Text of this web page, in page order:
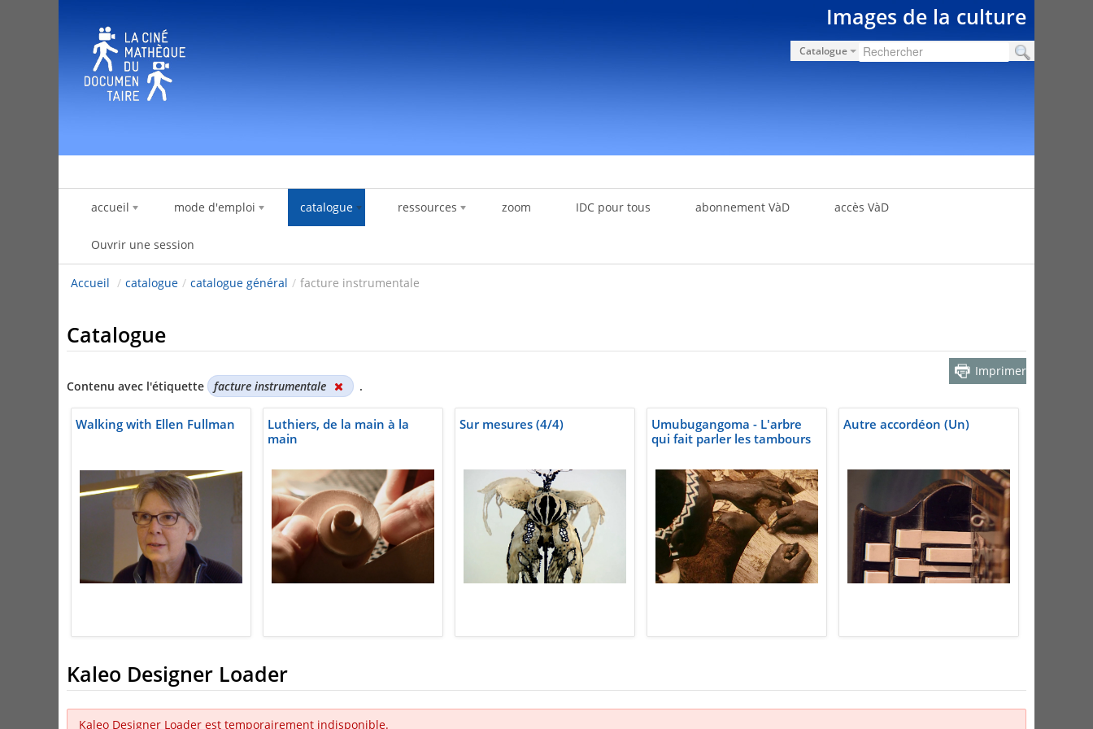
Images de la culture
Catalogue
accueil mode d'emploi catalogue ressources zoom IDC pour tous abonnement VàD accès VàD
Ouvrir une session
Accueil / catalogue / catalogue général / facture instrumentale
Catalogue
Contenu avec l'étiquette facture instrumentale .
Imprimer
Walking with Ellen Fullman
Luthiers, de la main à la
main
Sur mesures (4/4)
Umubugangoma - L'arbre
qui fait parler les tambours
Autre accordéon (Un)
Kaleo Designer Loader
Kaleo Designer Loader est temporairement indisponible.